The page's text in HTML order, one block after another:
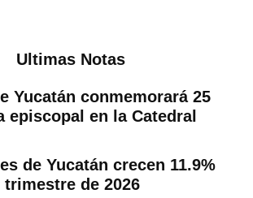
Ultimas Notas
Yucatán conmemorará 25
episcopal en la Catedral
de Yucatán crecen 11.9%
de 2026